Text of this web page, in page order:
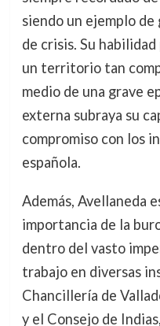
siendo un ejemplo
de crisis. Su
un territorio tan
medio de una grave
externa subraya su
compromiso con los
española.
Además, Avellaneda
importancia de la
dentro del vasto
trabajo en diversas
Chancillería de
y el Consejo de